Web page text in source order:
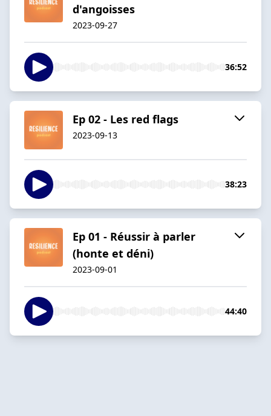
d'angoisses
2023-09-27
36:52
Ep 02 - Les red flags
2023-09-13
38:23
Ep 01 - Réussir à parler
(honte et déni)
2023-09-01
44:40